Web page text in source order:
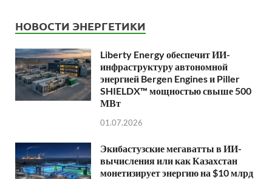
НОВОСТИ ЭНЕРГЕТИКИ
Liberty Energy обеспечит ИИ-
инфраструктуру автономной
энергией Bergen Engines и Piller
SHIELDX™ мощностью свыше 500
МВт
01.07.2026
Экибастузские мегаватты в ИИ-
вычисления или как Казахстан
монетизирует энергию на $10 млрд